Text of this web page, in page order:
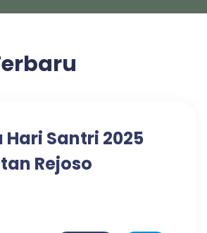
Santri 2025
Rejoso